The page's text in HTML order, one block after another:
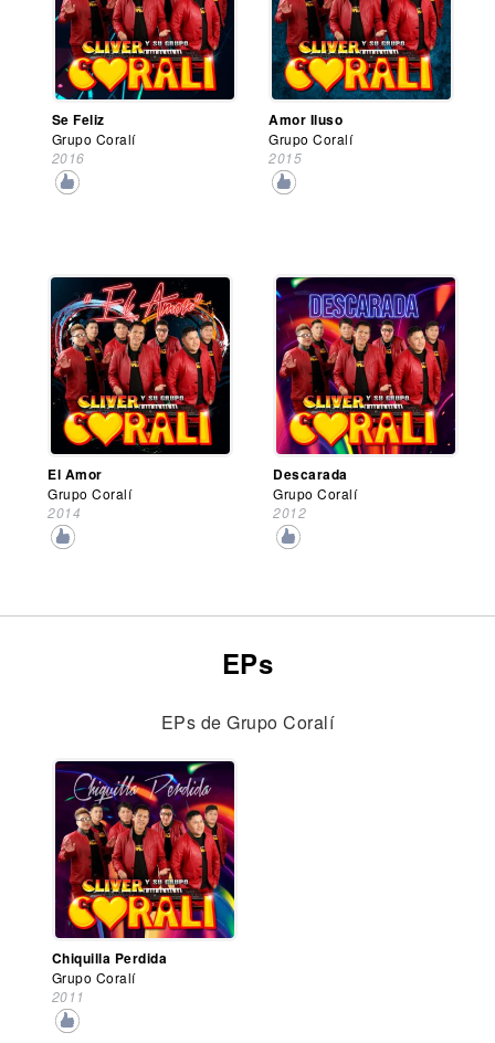
Se Feliz
Grupo Coralí
2016
Amor Iluso
Grupo Coralí
2015
El Amor
Grupo Coralí
2014
Descarada
Grupo Coralí
2012
EPs
EPs de Grupo Coralí
Chiquilla Perdida
Grupo Coralí
2011